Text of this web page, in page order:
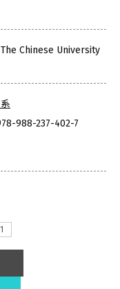
The Chinese University
988-237-402-7